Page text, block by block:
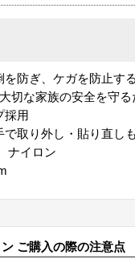
防ぎ、ケガを防止す
切な家族の安全を守
採用
取り外し・貼り直し
ナイロン
ご購入の際の注意点